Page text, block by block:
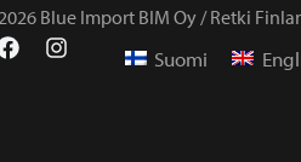
Blue Import BIM Oy / Retki
Suomi